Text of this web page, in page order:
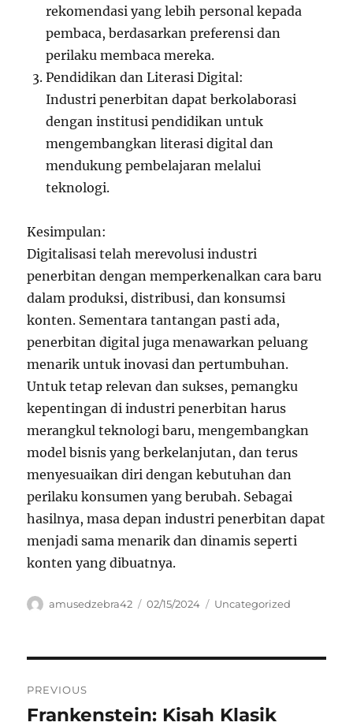
rekomendasi yang lebih personal kepada
pembaca, berdasarkan preferensi dan
perilaku membaca mereka.
Pendidikan dan Literasi Digital:
Industri penerbitan dapat berkolaborasi
dengan institusi pendidikan untuk
mengembangkan literasi digital dan
mendukung pembelajaran melalui
teknologi.
Kesimpulan:
Digitalisasi telah merevolusi industri
penerbitan dengan memperkenalkan cara baru
dalam produksi, distribusi, dan konsumsi
konten. Sementara tantangan pasti ada,
penerbitan digital juga menawarkan peluang
menarik untuk inovasi dan pertumbuhan.
Untuk tetap relevan dan sukses, pemangku
kepentingan di industri penerbitan harus
merangkul teknologi baru, mengembangkan
model bisnis yang berkelanjutan, dan terus
menyesuaikan diri dengan kebutuhan dan
perilaku konsumen yang berubah. Sebagai
hasilnya, masa depan industri penerbitan dapat
menjadi sama menarik dan dinamis seperti
konten yang dibuatnya.
Author
amusedzebra42
Posted
02/15/2024 Categories
Uncategorized
pos
PREVIOUS
Previous
Frankenstein: Kisah Klasik